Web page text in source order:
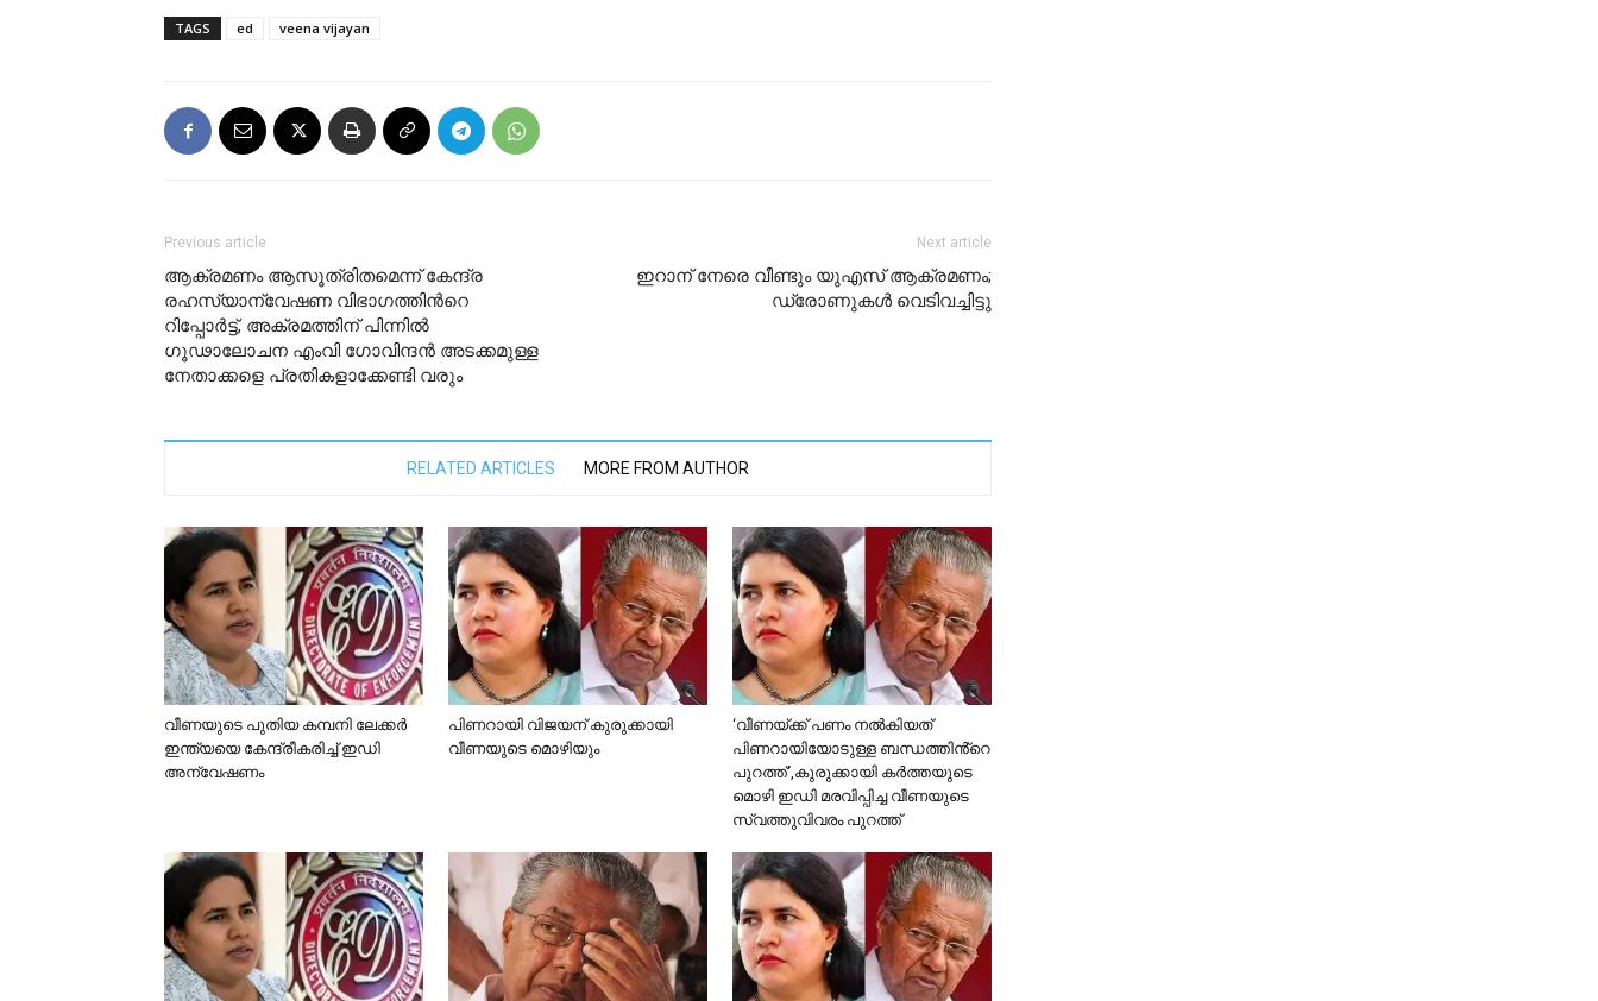
TAGS ed veena vijayan
Previous article
ആക്രമണം ആസൂത്രിതമെന്ന് കേന്ദ്ര
രഹസ്യാന്വേഷണ വിഭാഗത്തിന്‍റെ
റിപ്പോര്‍ട്ട്, അക്രമത്തിന് പിന്നില്‍
ഗൂഢാലോചന എംവി ഗോവിന്ദന്‍ അടക്കമുള്ള
നേതാക്കളെ പ്രതികളാക്കേണ്ടി വരും
Next article
ഇറാന് നേരെ വീണ്ടും യുഎസ് ആക്രമണം;
ഡ്രോണുകൾ വെടിവച്ചിട്ടു
RELATED ARTICLES MORE FROM AUTHOR
വീണയുടെ പുതിയ കമ്പനി ലേക്കര്‍
ഇന്ത്യയെ കേന്ദ്രീകരിച്ച് ഇഡി
അന്വേഷണം
പിണറായി വിജയന് കുരുക്കായി
വീണയുടെ മൊഴിയും
‘വീണയ്ക്ക് പണം നൽകിയത്
പിണറായിയോടുള്ള ബന്ധത്തിൻ്റെ
പുറത്ത്’,കുരുക്കായി കർത്തയുടെ
മൊഴി ഇഡി മരവിപ്പിച്ച വീണയുടെ
സ്വത്തുവിവരം പുറത്ത്